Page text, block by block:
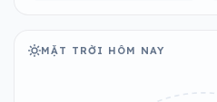
MẶT TRỜI HÔM NAY